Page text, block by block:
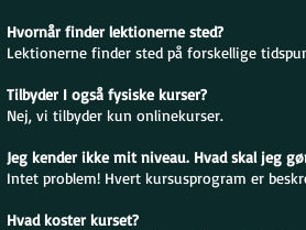
Hvornår finder lektionerne sted?
Lektionerne finder sted på forskellige
Tilbyder I også fysiske kurser?
Nej, vi tilbyder kun onlinekurser.
Jeg kender ikke mit niveau. Hvad skal jeg
Intet problem! Hvert kursusprogram er
Hvad koster kurset?